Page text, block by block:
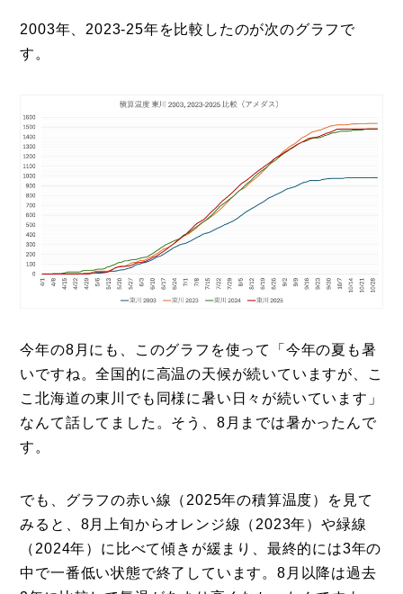
2003年、2023-25年を比較したのが次のグラフで
す。
今年の8月にも、このグラフを使って「今年の夏も暑
いですね。全国的に高温の天候が続いていますが、こ
こ北海道の東川でも同様に暑い日々が続いています」
なんて話してました。そう、8月までは暑かったんで
す。
でも、グラフの赤い線（2025年の積算温度）を見て
みると、8月上旬からオレンジ線（2023年）や緑線
（2024年）に比べて傾きが緩まり、最終的には3年の
中で一番低い状態で終了しています。8月以降は過去